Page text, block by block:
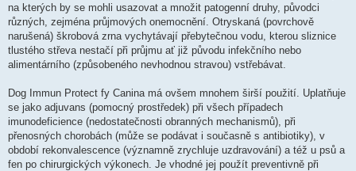
na kterých by se mohli usazovat a množit patogenní druhy, původci
různých, zejména průjmových onemocnění. Otryskaná (povrchově
narušená) škrobová zrna vychytávají přebytečnou vodu, kterou sliznice
tlustého střeva nestačí při průjmu ať již původu infekčního nebo
alimentárního (způsobeného nevhodnou stravou) vstřebávat.
Dog Immun Protect fy Canina má ovšem mnohem širší použití. Uplatňuje
se jako adjuvans (pomocný prostředek) při všech případech
imunodeficience (nedostatečnosti obranných mechanismů), při
přenosných chorobách (může se podávat i současně s antibiotiky), v
období rekonvalescence (významně zrychluje uzdravování) a též u psů a
fen po chirurgických výkonech. Je vhodné jej použít preventivně při